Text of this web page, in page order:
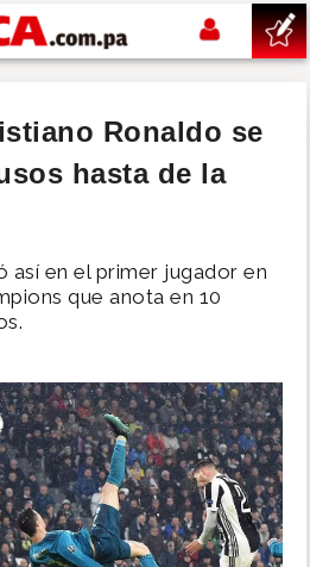
Ronaldo se
hasta de la
así en el primer jugador en
que anota en 10